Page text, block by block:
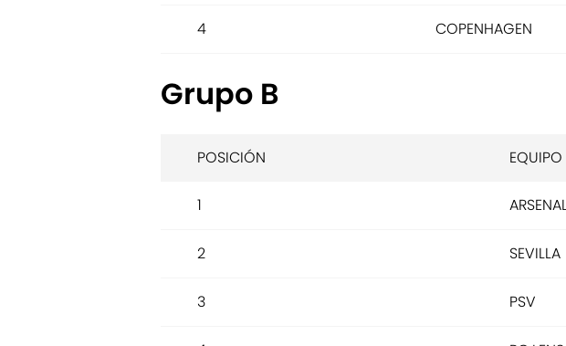
4 COPENHAGEN
Grupo B
POSICIÓN EQUIPO
1
2 SEVILLA
3 PSV